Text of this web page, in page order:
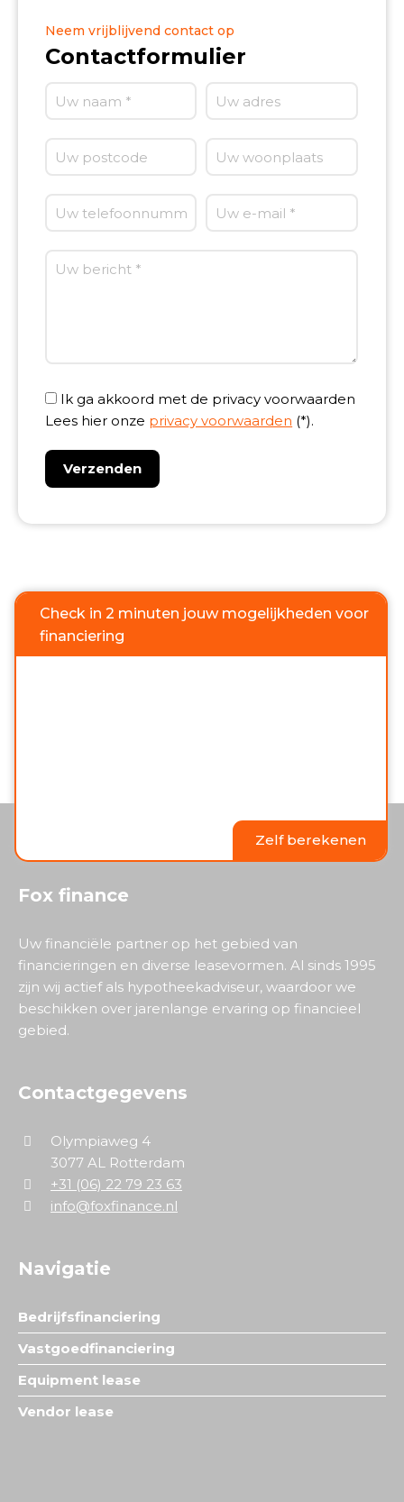
Neem vrijblijvend contact op
Contactformulier
Ik ga akkoord met de privacy voorwaarden
Lees hier onze privacy voorwaarden (*).
Check in 2 minuten jouw mogelijkheden voor
financiering
Zelf berekenen
Fox finance
Uw financiële partner op het gebied van
financieringen en diverse leasevormen. Al sinds 1995
zijn wij actief als hypotheekadviseur, waardoor we
beschikken over jarenlange ervaring op financieel
gebied.
Contactgegevens
Olympiaweg 4
3077 AL Rotterdam
+31 (06) 22 79 23 63
info@foxfinance.nl
Navigatie
Bedrijfsfinanciering
Vastgoedfinanciering
Equipment lease
Vendor lease